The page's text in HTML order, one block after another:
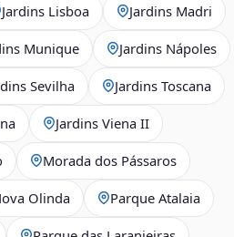
Jardins Lisboa Jardins Madri
Munique Jardins Nápoles
Sevilha Jardins Toscana
Jardins Viena II
Morada dos Pássaros
Olinda Parque Atalaia